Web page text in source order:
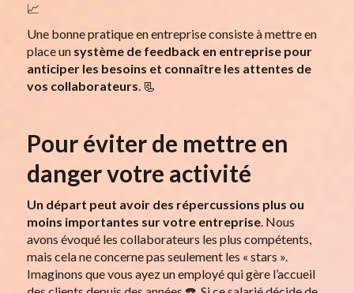
📈
Une bonne pratique en entreprise consiste à mettre en
place un système de feedback en entreprise pour
anticiper les besoins et connaître les attentes de
vos collaborateurs. 📃
Pour éviter de mettre en
danger votre activité
Un départ peut avoir des répercussions plus ou
moins importantes sur votre entreprise. Nous
avons évoqué les collaborateurs les plus compétents,
mais cela ne concerne pas seulement les « stars ».
Imaginons que vous ayez un employé qui gère l’accueil